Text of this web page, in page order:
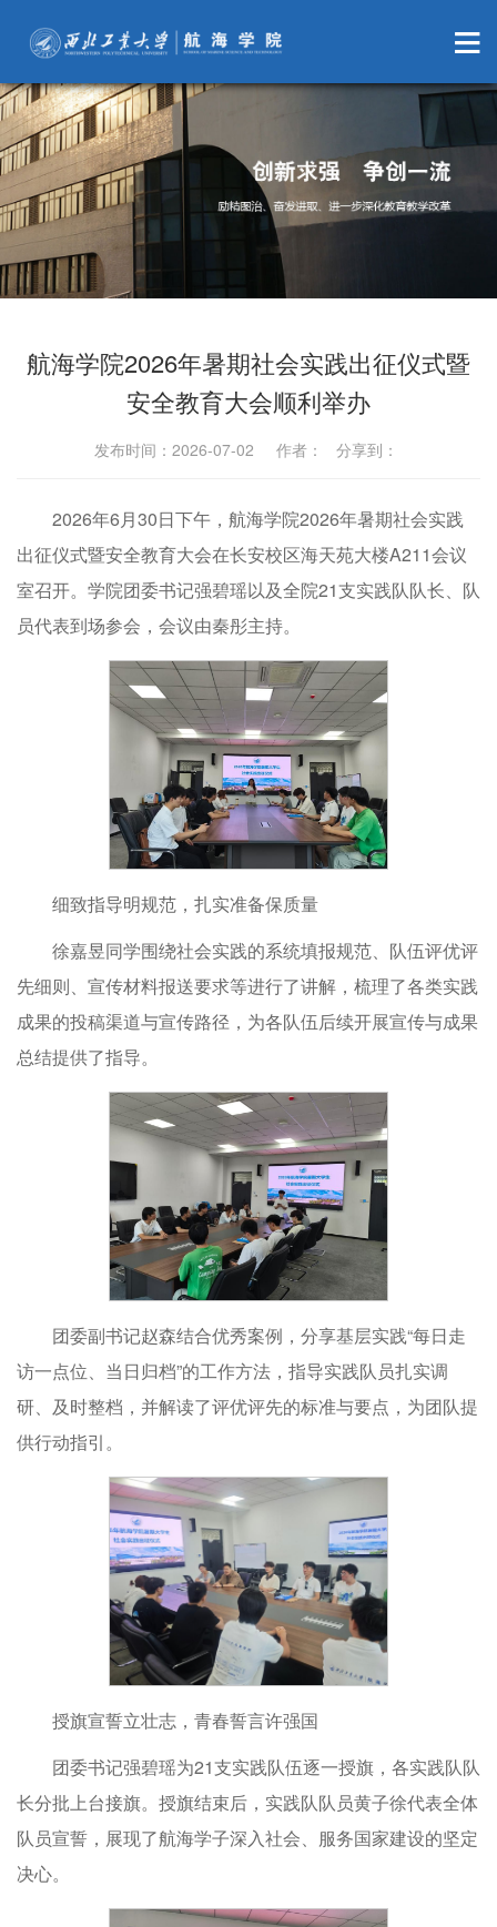
航海学院2026年暑期社会实践出征仪式暨
安全教育大会顺利举办
发布时间：2026-07-02 作者： 分享到：
2026年6月30日下午，航海学院2026年暑期社会实践
出征仪式暨安全教育大会在长安校区海天苑大楼A211会议
室召开。学院团委书记强碧瑶以及全院21支实践队队长、队
员代表到场参会，会议由秦彤主持。
细致指导明规范，扎实准备保质量
徐嘉昱同学围绕社会实践的系统填报规范、队伍评优评
先细则、宣传材料报送要求等进行了讲解，梳理了各类实践
成果的投稿渠道与宣传路径，为各队伍后续开展宣传与成果
总结提供了指导。
团委副书记赵森结合优秀案例，分享基层实践“每日走
访一点位、当日归档”的工作方法，指导实践队员扎实调
研、及时整档，并解读了评优评先的标准与要点，为团队提
供行动指引。
授旗宣誓立壮志，青春誓言许强国
团委书记强碧瑶为21支实践队伍逐一授旗，各实践队队
长分批上台接旗。授旗结束后，实践队队员黄子徐代表全体
队员宣誓，展现了航海学子深入社会、服务国家建设的坚定
决心。